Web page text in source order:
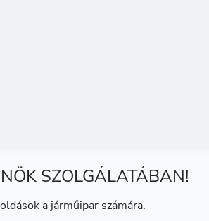
SZOLGÁLATÁBAN!
a járműipar számára.